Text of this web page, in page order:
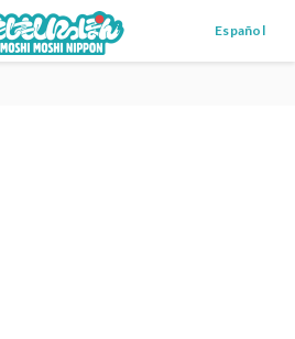
Español